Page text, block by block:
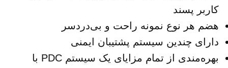
کاربر پسند
هضم هر نوع نمونه‌ راحت و بی‌دردسر
دارای چندین سیستم پشتیبان ایمنی
بهره‌مندی از تمام مزایای یک سیستم PDC با